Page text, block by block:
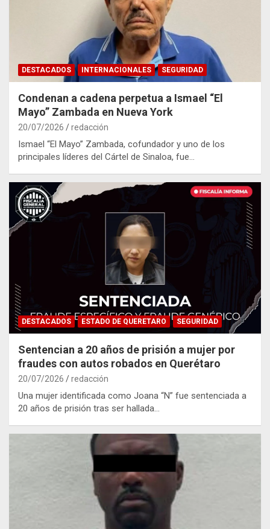
DESTACADOS INTERNACIONALES SEGURIDAD
Condenan a cadena perpetua a Ismael “El
Mayo” Zambada en Nueva York
20/07/2026 redacción
Ismael “El Mayo” Zambada, cofundador y uno de los
principales líderes del Cártel de Sinaloa, fue…
DESTACADOS ESTADO DE QUERETARO SEGURIDAD
Sentencian a 20 años de prisión a mujer por
fraudes con autos robados en Querétaro
20/07/2026 redacción
Una mujer identificada como Joana “N” fue sentenciada a
20 años de prisión tras ser hallada…